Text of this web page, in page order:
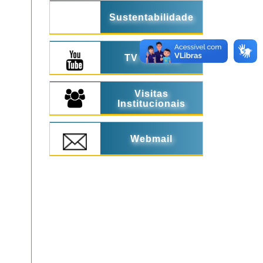
Sustentabilidade
TV Câmara
Visitas
Institucionais
Webmail